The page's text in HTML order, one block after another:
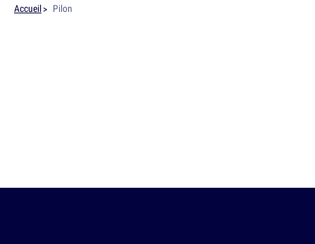
Accueil Pilon